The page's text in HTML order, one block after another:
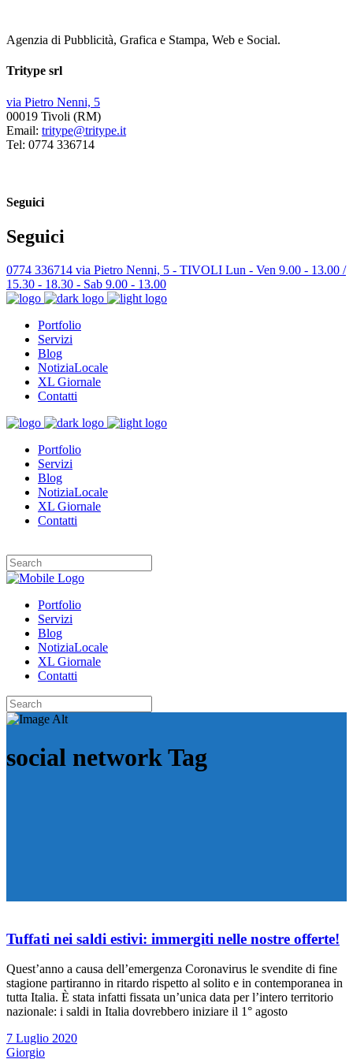
Agenzia di Pubblicità, Grafica e Stampa, Web e Social.
Tritype srl
via Pietro Nenni, 5
00019 Tivoli (RM)
Email: tritype@tritype.it
Tel: 0774 336714
Seguici
Seguici
0774 336714 via Pietro Nenni, 5 - TIVOLI Lun - Ven 9.00 - 13.00 /
15.30 - 18.30 - Sab 9.00 - 13.00
Portfolio
Servizi
Blog
NotiziaLocale
XL Giornale
Contatti
Portfolio
Servizi
Blog
NotiziaLocale
XL Giornale
Contatti
Portfolio
Servizi
Blog
NotiziaLocale
XL Giornale
Contatti
social network Tag
Tuffati nei saldi estivi: immergiti nelle nostre offerte!
Quest’anno a causa dell’emergenza Coronavirus le svendite di fine
stagione partiranno in ritardo rispetto al solito e in contemporanea in
tutta Italia. È stata infatti fissata un’unica data per l’intero territorio
nazionale: i saldi in Italia dovrebbero iniziare il 1° agosto
7 Luglio 2020
Giorgio